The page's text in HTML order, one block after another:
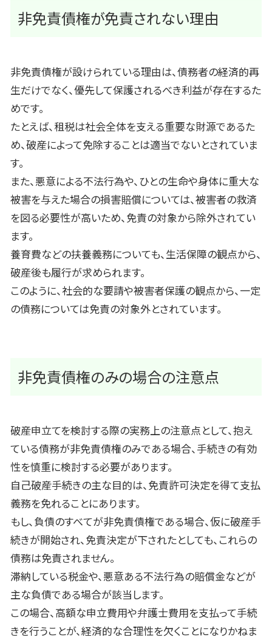
非免責債権が免責されない理由
非免責債権が設けられている理由は、債務者の経済的再
生だけでなく、優先して保護されるべき利益が存在するた
めです。
たとえば、租税は社会全体を支える重要な財源であるた
め、破産によって免除することは適当でないとされていま
す。
また、悪意による不法行為や、ひとの生命や身体に重大な
被害を与えた場合の損害賠償については、被害者の救済
を図る必要性が高いため、免責の対象から除外されてい
ます。
養育費などの扶養義務についても、生活保障の観点から、
破産後も履行が求められます。
このように、社会的な要請や被害者保護の観点から、一定
の債務については免責の対象外とされています。
非免責債権のみの場合の注意点
破産申立てを検討する際の実務上の注意点として、抱え
ている債務が非免責債権のみである場合、手続きの有効
性を慎重に検討する必要があります。
自己破産手続きの主な目的は、免責許可決定を得て支払
義務を免れることにあります。
もし、負債のすべてが非免責債権である場合、仮に破産手
続きが開始され、免責決定が下されたとしても、これらの
債務は免責されません。
滞納している税金や、悪意ある不法行為の賠償金などが
主な負債である場合が該当します。
この場合、高額な申立費用や弁護士費用を支払って手続
きを行うことが、経済的な合理性を欠くことになりかねま